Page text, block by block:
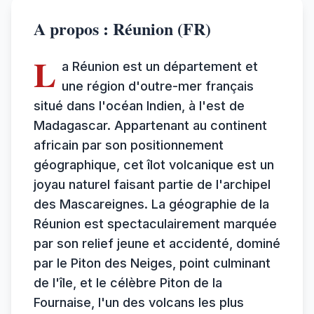
A propos : Réunion (FR)
L a Réunion est un département et
une région d'outre-mer français
situé dans l'océan Indien, à l'est de
Madagascar. Appartenant au continent
africain par son positionnement
géographique, cet îlot volcanique est un
joyau naturel faisant partie de l'archipel
des Mascareignes. La géographie de la
Réunion est spectaculairement marquée
par son relief jeune et accidenté, dominé
par le Piton des Neiges, point culminant
de l'île, et le célèbre Piton de la
Fournaise, l'un des volcans les plus